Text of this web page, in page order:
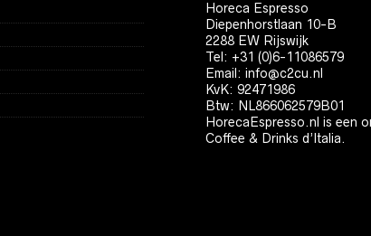
Horeca Espresso
Diepenhorstlaan 10-B
2288 EW Rijswijk
Tel: +31 (0)6-11086579
Email:info@c2cu.nl
KvK: 92471986
Btw: NL866062579B01
HorecaEspresso.nl is een
Coffee & Drinks d’Italia.